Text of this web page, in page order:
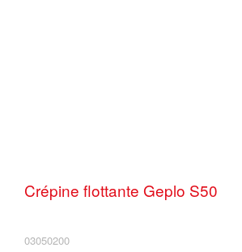
Crépine flottante Geplo S50
03050200